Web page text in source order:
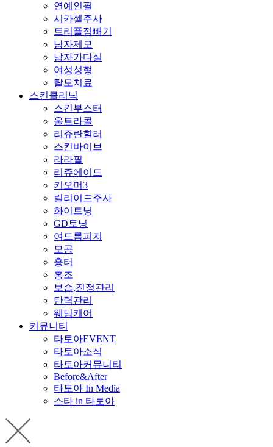
연예인필
시카셀주사
트리플점빼기
남자제모
남자가다실
여성성형
탈모치료
스킨클리닉
스킨부스터
울트라콜
리쥬란힐러
스킨바이브
라라필
리쥬에이드
키오머3
릴리이드주사
화이트닝
GD토닝
여드름피지
모공
흉터
홍조
보습,진정관리
탄력관리
웨딩케어
커뮤니티
타토아EVENT
타토아소식
타토아커뮤니티
Before&After
타토아 In Media
스타 in 타토아